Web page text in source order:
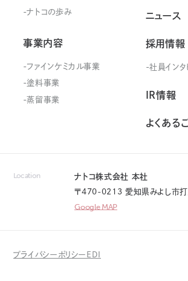
ナトコの歩み
事業内容
ファインケミカル事業
塗料事業
蒸留事業
ニュース
採用情報
社員インタ
IR情報
よくある
Location
ナトコ株式会社 本社
〒470-0213 愛知県みよし市
Google MAP
プライバシーポリシー EDI